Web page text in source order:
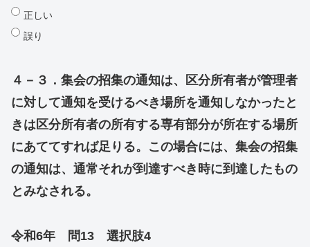
正しい
誤り
４－３．集会の招集の通知は、区分所有者が管理者
に対して通知を受けるべき場所を通知しなかったと
きは区分所有者の所有する専有部分が所在する場所
にあててすれば足りる。この場合には、集会の招集
の通知は、通常それが到達すべき時に到達したもの
とみなされる。
令和6年 問13 選択肢4